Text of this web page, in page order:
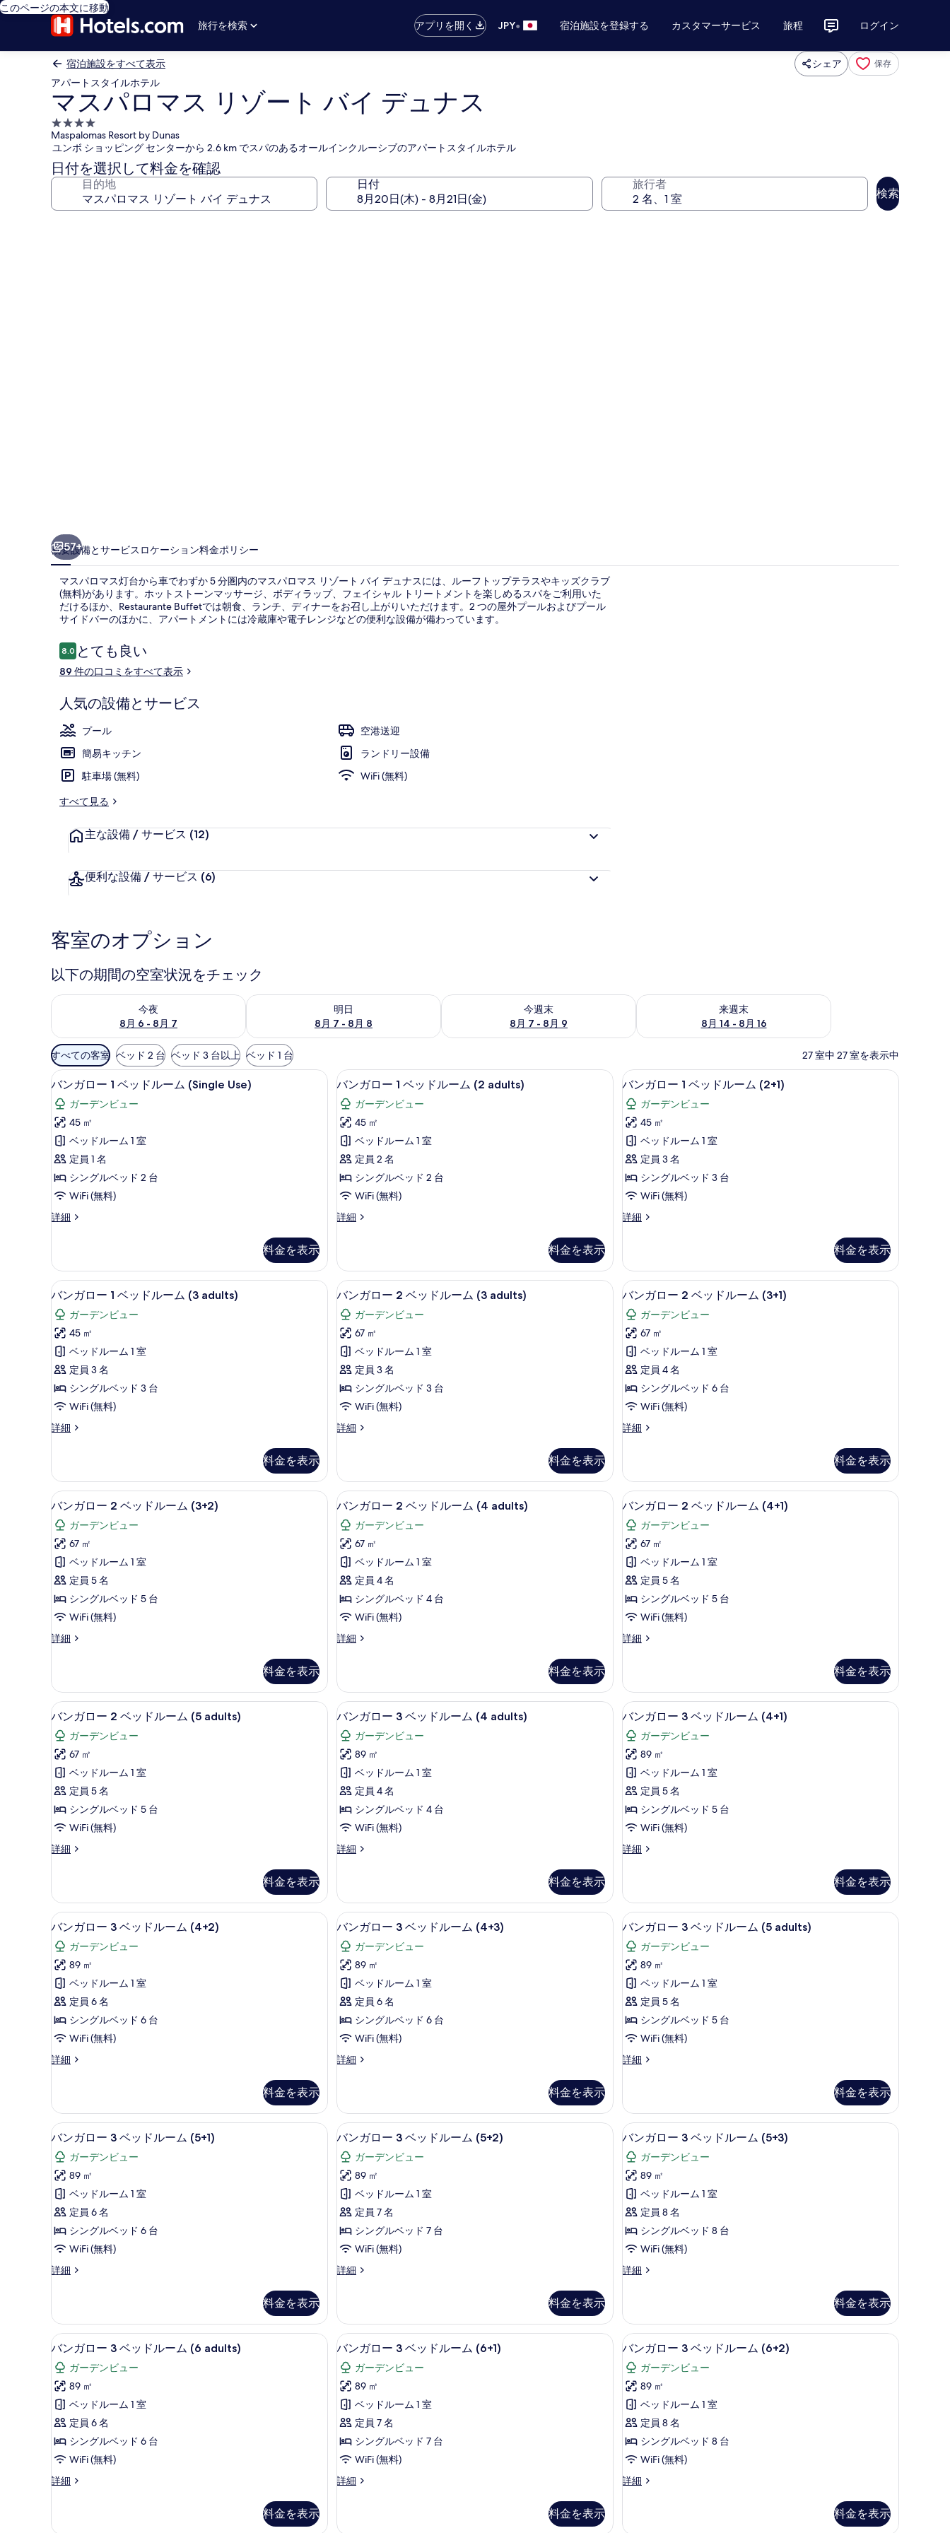
このページの本文に移動
旅行を検索
アプリを開く JPY• 宿泊施設を登録する カスタマーサービス 旅程 ログイン
宿泊施設をすべて表示 シェア 保存
アパートスタイルホテル
マスパロマス リゾート バイ デュナス
4.0
つ
星
宿
泊
Maspalomas Resort by Dunas
ユンボ ショッピング センターから 2.6 km でスパのあるオールインクルーシブのアパートスタイルホテル
日付を選択して料金を確認
目的地 日付 旅行者
検索
ナ
ス
の
写
ギ
ャ
ラ
リ
ー
57+
概要設備とサービス ロケーション料金ポリシー
マスパロマス灯台から車でわずか 5 分圏内のマスパロマス リゾート バイ デュナスには、ルーフトップテラスやキッズクラブ
(無料)があります。ホットストーンマッサージ、ボディラップ、フェイシャル トリートメントを楽しめるスパをご利用いた
だけるほか、Restaurante Buffetでは朝食、ランチ、ディナーをお召し上がりいただけます。2 つの屋外プールおよびプール
サイドバーのほかに、アパートメントには冷蔵庫や電子レンジなどの便利な設備が備わっています。
口
コ
ミ
8.010段階中8.0
とても良い
89 件の口コミをすべて表示
人気の設備とサービス
プール
空港送迎
簡易キッチン
ランドリー設備
駐車場 (無料)
WiFi (無料)
すべて見る
主な設備 / サービス (12)
便利な設備 / サービス (6)
客室のオプション
以下の期間の空室状況をチェック
今夜
8月 6 - 8月 7
今夜 8月 6 - 8月 7 の空室状況をチェック
明日
8月 7 - 8月 8
明日 8月 7 - 8月 8 の空室状況をチェック
今週末
8月 7 - 8月 9
今週末 8月 7 - 8月 9 の空室状況をチェック
来週末
8月 14 - 8月 16
来週末 8月 14 - 8月 16 の空室状況をチェック
利
用
可
能
な
客
室
の
絞
り
み
すべての客室 ベッド 2 台 ベッド 3 台以上 ベッド 1 台 27 室中 27 室を表示中
バ
ン
ガ
ロ
ー
1
ベ
ッ
ド
ー
ム
(Single
Use)
の
す
べ
て
の
写
表
示
す
る
ミニバー、セーフティボックス (室内)、遮光カーテン、WiFi (無料)
7
バンガロー 1 ベッドルーム (Single Use)
ガーデンビュー
45 ㎡
ベッドルーム 1 室
定員 1 名
シングルベッド 2 台
WiFi (無料)
詳細
バ
ー
ベ
ッ
ド
ル
ー
ム
(Single
Use)
の
詳
細
料金を表示
バ
ン
ガ
ロ
ー
1
ベ
ッ
ド
ー
ム
(2
adults)
の
す
べ
て
の
写
表
示
す
る
ミニバー、セーフティボックス (室内)、遮光カーテン、WiFi (無料)
7
バンガロー 1 ベッドルーム (2 adults)
ガーデンビュー
45 ㎡
ベッドルーム 1 室
定員 2 名
シングルベッド 2 台
WiFi (無料)
詳細
バ
ー
ベ
ッ
ド
ル
ー
ム
(2
adults)
の
詳
細
料金を表示
バ
ン
ガ
ロ
ー
1
ベ
ッ
ド
ー
ム
(2+1)
の
す
べ
て
の
写
真
示
す
る
ミニバー、セーフティボックス (室内)、遮光
7
バンガロー 1 ベッドルーム (2+1)
ガーデンビュー
45 ㎡
ベッドルーム 1 室
定員 3 名
シングルベッド 3 台
WiFi (無料)
詳細
バ
ー
ベ
ッ
ド
ル
ー
ム
(2+1)
の
詳
細
料金を表示
バ
ン
ガ
ロ
ー
1
ベ
ッ
ド
ー
ム
(3
adults)
の
す
べ
て
の
写
表
示
す
る
ミニバー、セーフティボックス (室内)、遮光カーテン、WiFi (無料)
7
バンガロー 1 ベッドルーム (3 adults)
ガーデンビュー
45 ㎡
ベッドルーム 1 室
定員 3 名
シングルベッド 3 台
WiFi (無料)
詳細
バ
ー
ベ
ッ
ド
ル
ー
ム
(3
adults)
の
詳
細
料金を表示
バ
ン
ガ
ロ
ー
2
ベ
ッ
ド
ー
ム
(3
adults)
の
す
べ
て
の
写
表
示
す
る
ミニバー、セーフティボックス (室内)、遮光カーテン、WiFi (無料)
7
バンガロー 2 ベッドルーム (3 adults)
ガーデンビュー
67 ㎡
ベッドルーム 1 室
定員 3 名
シングルベッド 3 台
WiFi (無料)
詳細
バ
ー
ベ
ッ
ド
ル
ー
ム
(3
adults)
の
詳
細
料金を表示
バ
ン
ガ
ロ
ー
2
ベ
ッ
ド
ー
ム
(3+1)
の
す
べ
て
の
写
真
示
す
る
ミニバー、セーフティボックス (室内)、遮光
7
バンガロー 2 ベッドルーム (3+1)
ガーデンビュー
67 ㎡
ベッドルーム 1 室
定員 4 名
シングルベッド 6 台
WiFi (無料)
詳細
バ
ー
ベ
ッ
ド
ル
ー
ム
(3+1)
の
詳
細
料金を表示
バ
ン
ガ
ロ
ー
2
ベ
ッ
ド
ー
ム
(3+2)
の
す
べ
て
の
写
真
示
す
る
ミニバー、セーフティボックス (室内)、遮光カーテン、WiFi (無料)
7
バンガロー 2 ベッドルーム (3+2)
ガーデンビュー
67 ㎡
ベッドルーム 1 室
定員 5 名
シングルベッド 5 台
WiFi (無料)
詳細
バ
ー
ベ
ッ
ド
ル
ー
ム
(3+2)
の
詳
細
料金を表示
バ
ン
ガ
ロ
ー
2
ベ
ッ
ド
ー
ム
(4
adults)
の
す
べ
て
の
写
表
示
す
る
ミニバー、セーフティボックス (室内)、遮光カーテン、WiFi (無料)
7
バンガロー 2 ベッドルーム (4 adults)
ガーデンビュー
67 ㎡
ベッドルーム 1 室
定員 4 名
シングルベッド 4 台
WiFi (無料)
詳細
バ
ー
ベ
ッ
ド
ル
ー
ム
(4
adults)
の
詳
細
料金を表示
バ
ン
ガ
ロ
ー
2
ベ
ッ
ド
ー
ム
(4+1)
の
す
べ
て
の
写
真
示
す
る
ミニバー、セーフティボックス (室内)、遮光
7
バンガロー 2 ベッドルーム (4+1)
ガーデンビュー
67 ㎡
ベッドルーム 1 室
定員 5 名
シングルベッド 5 台
WiFi (無料)
詳細
バ
ー
ベ
ッ
ド
ル
ー
ム
(4+1)
の
詳
細
料金を表示
バ
ン
ガ
ロ
ー
2
ベ
ッ
ド
ー
ム
(5
adults)
の
す
べ
て
の
写
表
示
す
る
ミニバー、セーフティボックス (室内)、遮光カーテン、WiFi (無料)
7
バンガロー 2 ベッドルーム (5 adults)
ガーデンビュー
67 ㎡
ベッドルーム 1 室
定員 5 名
シングルベッド 5 台
WiFi (無料)
詳細
バ
ー
ベ
ッ
ド
ル
ー
ム
(5
adults)
の
詳
細
料金を表示
バ
ン
ガ
ロ
ー
3
ベ
ッ
ド
ー
ム
(4
adults)
の
す
べ
て
の
写
表
示
す
る
ミニバー、セーフティボックス (室内)、遮光カーテン、WiFi (無料)
5
バンガロー 3 ベッドルーム (4 adults)
ガーデンビュー
89 ㎡
ベッドルーム 1 室
定員 4 名
シングルベッド 4 台
WiFi (無料)
詳細
バ
ー
ベ
ッ
ド
ル
ー
ム
(4
adults)
の
詳
細
料金を表示
バ
ン
ガ
ロ
ー
3
ベ
ッ
ド
ー
ム
(4+1)
の
す
べ
て
の
写
真
示
す
る
ミニバー、セーフティボックス (室内)、遮光
5
バンガロー 3 ベッドルーム (4+1)
ガーデンビュー
89 ㎡
ベッドルーム 1 室
定員 5 名
シングルベッド 5 台
WiFi (無料)
詳細
バ
ー
ベ
ッ
ド
ル
ー
ム
(4+1)
の
詳
細
料金を表示
バ
ン
ガ
ロ
ー
3
ベ
ッ
ド
ー
ム
(4+2)
の
す
べ
て
の
写
真
示
す
る
ミニバー、セーフティボックス (室内)、遮光カーテン、WiFi (無料)
5
バンガロー 3 ベッドルーム (4+2)
ガーデンビュー
89 ㎡
ベッドルーム 1 室
定員 6 名
シングルベッド 6 台
WiFi (無料)
詳細
バ
ー
ベ
ッ
ド
ル
ー
ム
(4+2)
の
詳
細
料金を表示
バ
ン
ガ
ロ
ー
3
ベ
ッ
ド
ー
ム
(4+3)
の
す
べ
て
の
写
真
示
す
る
ミニバー、セーフティボックス (室内)、遮光カーテン、WiFi (無料)
5
バンガロー 3 ベッドルーム (4+3)
ガーデンビュー
89 ㎡
ベッドルーム 1 室
定員 6 名
シングルベッド 6 台
WiFi (無料)
詳細
バ
ー
ベ
ッ
ド
ル
ー
ム
(4+3)
の
詳
細
料金を表示
バ
ン
ガ
ロ
ー
3
ベ
ッ
ド
ー
ム
(5
adults)
の
す
べ
て
の
写
表
示
す
る
ミニバー、セーフティボックス (室内)、遮光
5
バンガロー 3 ベッドルーム (5 adults)
ガーデンビュー
89 ㎡
ベッドルーム 1 室
定員 5 名
シングルベッド 5 台
WiFi (無料)
詳細
バ
ー
ベ
ッ
ド
ル
ー
ム
(5
adults)
の
詳
細
料金を表示
バ
ン
ガ
ロ
ー
3
ベ
ッ
ド
ー
ム
(5+1)
の
す
べ
て
の
写
真
ミニバー、セーフティボックス (室内)、遮光カーテン、WiFi (無料)
5
バンガロー 3 ベッドルーム (5+1)
ガーデンビュー
89 ㎡
ベッドルーム 1 室
定員 6 名
シングルベッド 6 台
WiFi (無料)
詳細
バ
ー
ベ
ッ
ド
ル
ー
ム
(5+1)
の
詳
細
料金を表示
バ
ン
ガ
ロ
ー
3
ベ
ッ
ド
ー
ム
(5+2)
の
す
べ
て
の
写
真
ミニバー、セーフティボックス (室内)、遮光カーテン、WiFi (無料)
5
バンガロー 3 ベッドルーム (5+2)
ガーデンビュー
89 ㎡
ベッドルーム 1 室
定員 7 名
シングルベッド 7 台
WiFi (無料)
詳細
バ
ー
ベ
ッ
ド
ル
ー
ム
(5+2)
の
詳
細
料金を表示
バ
ン
ガ
ロ
ー
3
ベ
ッ
ド
ー
ム
(5+3)
の
す
べ
て
の
写
真
ミニバー、セーフティボックス (室内)、遮光
5
バンガロー 3 ベッドルーム (5+3)
ガーデンビュー
89 ㎡
ベッドルーム 1 室
定員 8 名
シングルベッド 8 台
WiFi (無料)
詳細
バ
ー
ベ
ッ
ド
ル
ー
ム
(5+3)
の
詳
細
料金を表示
バ
ン
ガ
ロ
ー
3
ベ
ッ
ド
ー
ミニバー、セーフティボックス (室内)、遮光カーテン、WiFi (無料)
5
バンガロー 3 ベッドルーム (6 adults)
ガーデンビュー
89 ㎡
ベッドルーム 1 室
定員 6 名
シングルベッド 6 台
WiFi (無料)
詳細
バ
料金を表示
バ
ン
ガ
ロ
ー
3
ベ
ッ
ド
ー
ミニバー、セーフティボックス (室内)、遮光カーテン、WiFi (無料)
5
バンガロー 3 ベッドルーム (6+1)
ガーデンビュー
89 ㎡
ベッドルーム 1 室
定員 7 名
シングルベッド 7 台
WiFi (無料)
詳細
バ
料金を表示
バ
ン
ガ
ロ
ー
3
ベ
ッ
ド
ー
ミニバー、セーフティボックス (室内)、遮光
5
バンガロー 3 ベッドルーム (6+2)
ガーデンビュー
89 ㎡
ベッドルーム 1 室
定員 8 名
シングルベッド 8 台
WiFi (無料)
詳細
バ
料金を表示